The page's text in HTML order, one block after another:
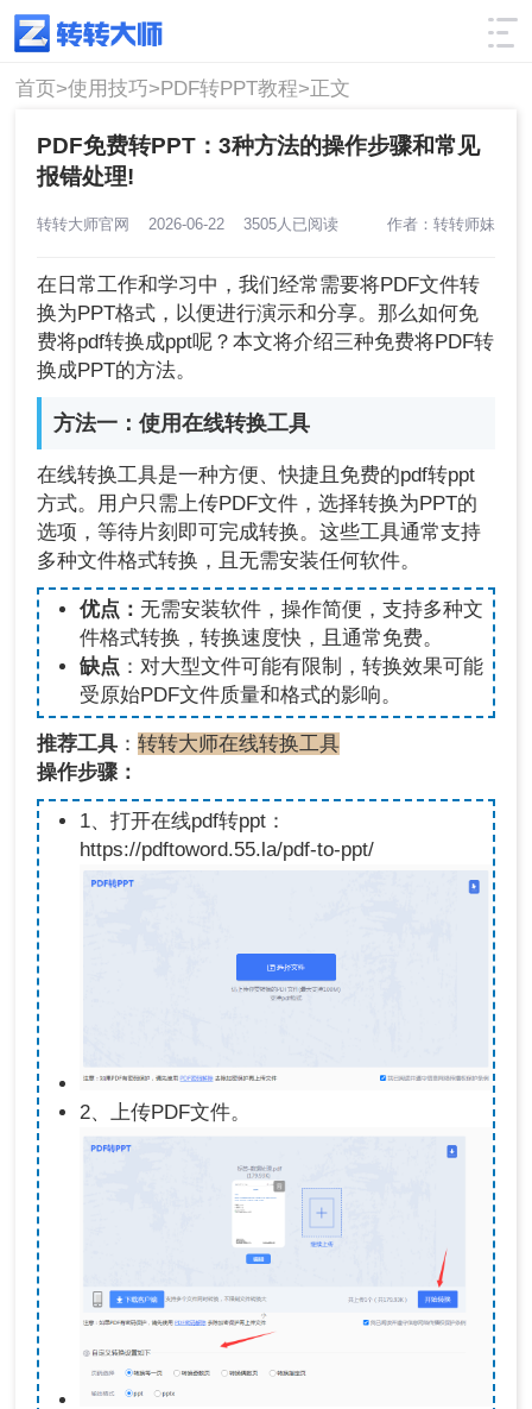
使用技巧 筛选
首页>使用技巧>PDF转PPT教程>正文
PDF免费转PPT：3种方法的操作步骤和常见
报错处理!
转转大师官网 2026-06-22 3505人已阅读 作者：转转师妹
在日常工作和学习中，我们经常需要将PDF文件转
换为PPT格式，以便进行演示和分享。那么如何免
费将pdf转换成ppt呢？本文将介绍三种免费将PDF转
换成PPT的方法。
方法一：使用在线转换工具
在线转换工具是一种方便、快捷且免费的pdf转ppt
方式。用户只需上传PDF文件，选择转换为PPT的
选项，等待片刻即可完成转换。这些工具通常支持
多种文件格式转换，且无需安装任何软件。
优点： 无需安装软件，操作简便，支持多种文
件格式转换，转换速度快，且通常免费。
缺点 ：对大型文件可能有限制，转换效果可能
受原始PDF文件质量和格式的影响。
推荐工具 ：转转大师在线转换工具
操作步骤：
1、打开在线pdf转ppt：
https://pdftoword.55.la/pdf-to-ppt/
2、上传PDF文件。